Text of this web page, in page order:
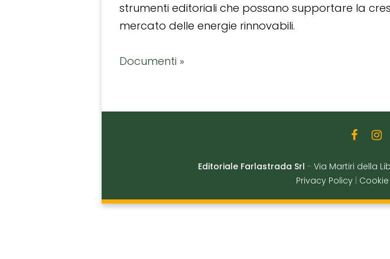
strumenti editoriali che possano supportare la
mercato delle energie rinnovabili.
Documenti »
Editoriale Farlastrada Srl - Via Martiri della
Privacy Policy